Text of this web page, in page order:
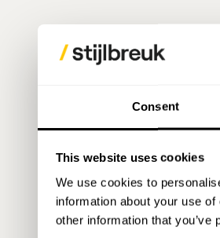
Consent
This website uses cookies
We use cookies to
information about your use
other information that